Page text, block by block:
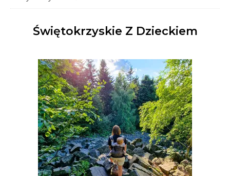
Świętokrzyskie Z Dzieckiem